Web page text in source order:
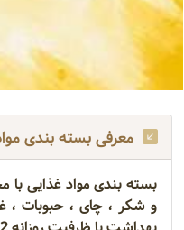
معرفی بسته بندی
بسته بندی مواد غذایی با
و شکر ، چای ، حبوبات ،